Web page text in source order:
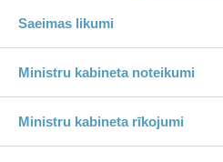
Saeimas likumi
Ministru kabineta noteikumi
Ministru kabineta rīkojumi